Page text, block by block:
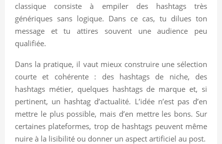
classique consiste à empiler des hashtags très
génériques sans logique. Dans ce cas, tu dilues ton
message et tu attires souvent une audience peu
qualifiée.
Dans la pratique, il vaut mieux construire une sélection
courte et cohérente : des hashtags de niche, des
hashtags métier, quelques hashtags de marque et, si
pertinent, un hashtag d’actualité. L’idée n’est pas d’en
mettre le plus possible, mais d’en mettre les bons. Sur
certaines plateformes, trop de hashtags peuvent même
nuire à la lisibilité ou donner un aspect artificiel au post.